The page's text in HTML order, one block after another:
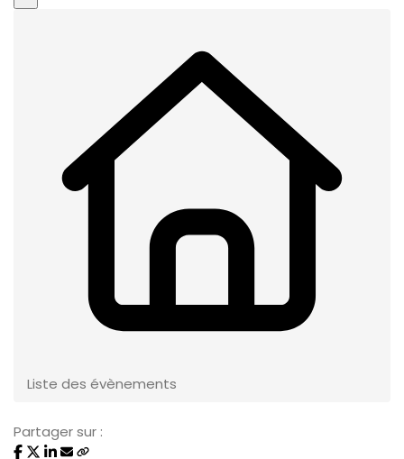
Liste des évènements
Partager sur :